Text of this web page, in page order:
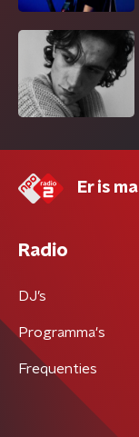
Er is
Radio
DJ’s
Programma's
Frequenties